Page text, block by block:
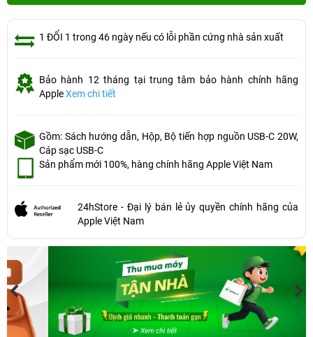
1 ĐỔI 1 trong 46 ngày nếu có lỗi phần cứng nhà sản xuất
Bảo hành 12 tháng tại trung tâm bảo hành chính hãng
AppleXem chi tiết
Gồm: Sách hướng dẫn, Hộp, Bộ tiến hợp nguồn USB-C 20W,
Cáp sạc USB-C
Sản phẩm mới 100%, hàng chính hãng Apple Việt Nam
24hStore - Đại lý bán lẻ ủy quyền chính hãng của
Apple Việt Nam